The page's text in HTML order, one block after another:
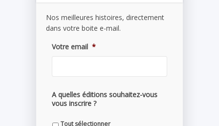
Nos meilleures histoires, directement
dans votre boite e-mail.
Votre email *
A quelles éditions souhaitez-vous
vous inscrire ?
Tout sélectionner